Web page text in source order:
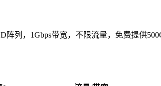
列，1Gbps带宽，不限流量，免费提供